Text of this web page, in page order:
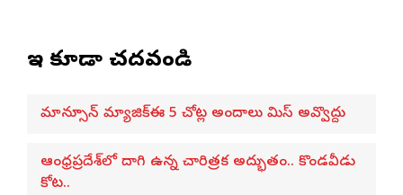
ఇవి కూడా చదవండి
మాన్సూన్ మ్యాజిక్ఈ 5 చోట్ల అందాలు మిస్ అవ్వొద్దు
ఆంధ్రప్రదేశ్‌లో దాగి ఉన్న చారిత్రక అద్భుతం.. కొండవీడు
కోట..